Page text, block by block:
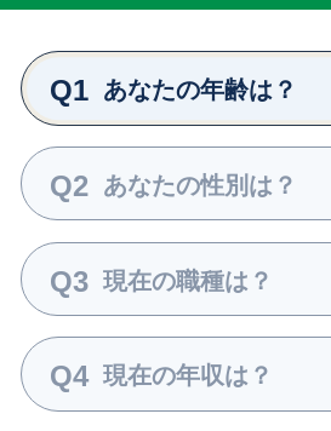
Q1 あなたの年齢は？
Q2 あなたの性別は？
Q3 現在の職種は？
Q4 現在の年収は？